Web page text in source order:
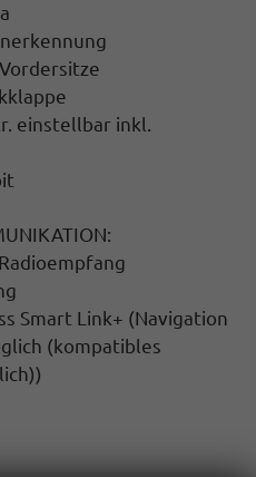
einstellbar inkl.
Smart Link+ (Navigation
(kompatibles